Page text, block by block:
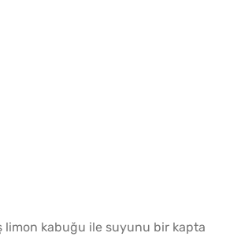
limon kabuğu ile suyunu bir kapta